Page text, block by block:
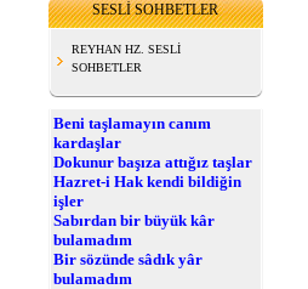
SESLİ SOHBETLER
REYHAN HZ. SESLİ
SOHBETLER
Beni taşlamayın canım
kardaşlar
Dokunur başıza attığız taşlar
Hazret-i Hak kendi bildiğin
işler
Sabırdan bir büyük kâr
bulamadım
Bir sözünde sâdık yâr
bulamadım